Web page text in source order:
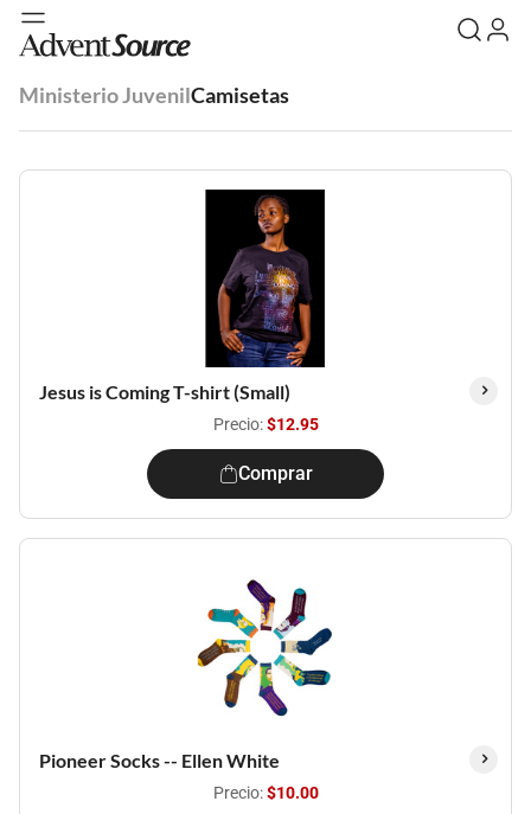
Ministerio JuvenilCamisetas
Jesus is Coming T-shirt (Small)
Precio:$12.95
Comprar
Pioneer Socks -- Ellen White
Precio:$10.00